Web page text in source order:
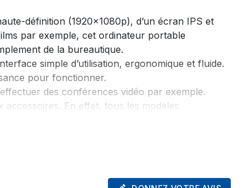
définition (1920x1080p), d’un écran IPS et
par exemple, cet ordinateur portable
de la bureautique.
simple d’utilisation, ergonomique et fluide.
pour fonctionner.
des conférences vidéo par exemple.
En effet, tous les modèles
jeux vidéo par exemple.